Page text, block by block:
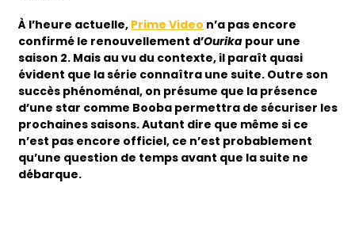
À l’heure actuelle, Prime Video n’a pas encore
confirmé le renouvellement d’Ourika pour une
saison 2. Mais au vu du contexte, il paraît quasi
évident que la série connaîtra une suite. Outre son
succès phénoménal, on présume que la présence
d’une star comme Booba permettra de sécuriser les
prochaines saisons. Autant dire que même si ce
n’est pas encore officiel, ce n’est probablement
qu’une question de temps avant que la suite ne
débarque.